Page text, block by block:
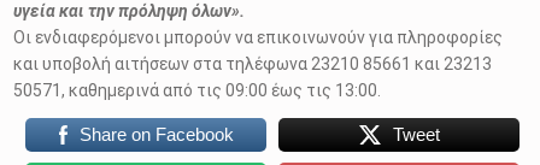
υγεία και την πρόληψη όλων».
Οι ενδιαφερόμενοι μπορούν να επικοινωνούν για πληροφορίες
και υποβολή αιτήσεων στα τηλέφωνα 23210 85661 και 23213
50571, καθημερινά από τις 09:00 έως τις 13:00.
Share on Facebook Tweet